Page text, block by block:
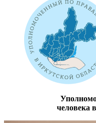
человека